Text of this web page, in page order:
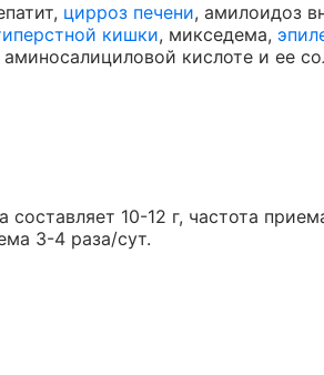
цирроз печени, амилоидоз
кишки, микседема,
кислоте и ее
10-12 г, частота
3-4 раза/сут.